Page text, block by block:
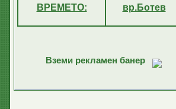
ВРЕМЕТО: вр.Ботев
Вземи рекламен банер